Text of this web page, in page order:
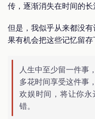
传，逐渐消失在时间的长
但是，我似乎从来都没
果有机会把这些记忆留存
人生中至少留一件事
多花时间享受这件事
欢娱时间，将让你
错。